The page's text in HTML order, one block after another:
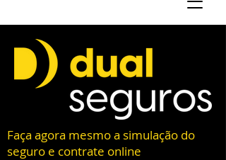
Faça agora mesmo a simulação do
seguro e contrate online